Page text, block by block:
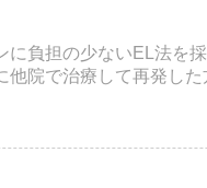
に負担の少ないEL法を
他院で治療して再発し